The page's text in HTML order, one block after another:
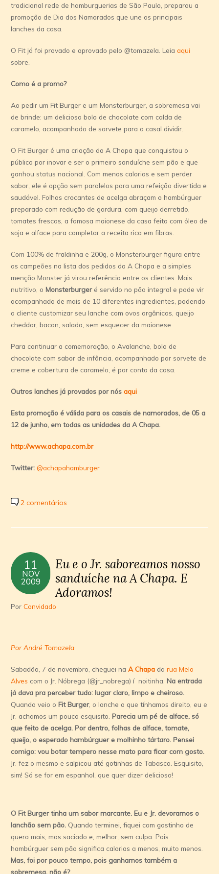
tradicional rede de hamburguerias de São Paulo, preparou a
promoção de Dia dos Namorados que une os principais
lanches da casa.
O Fit já foi provado e aprovado pelo @tomazela. Leiaaqui
sobre.
Como é a promo?
Ao pedir um Fit Burger e um Monsterburger, a sobremesa vai
de brinde: um delicioso bolo de chocolate com calda de
caramelo, acompanhado de sorvete para o casal dividir.
O Fit Burger é uma criação da A Chapa que conquistou o
público por inovar e ser o primeiro sanduíche sem pão e que
ganhou status nacional. Com menos calorias e sem perder
sabor, ele é opção sem paralelos para uma refeição divertida e
saudável. Folhas crocantes de acelga abraçam o hambúrguer
preparado com redução de gordura, com queijo derretido,
tomates frescos, a famosa maionese da casa feita com óleo de
soja e alface para completar a receita rica em fibras.
Com 100% de fraldinha e 200g, o Monsterburger figura entre
os campeões na lista dos pedidos da A Chapa e a simples
menção Monster já virou referência entre os clientes. Mais
nutritivo, oMonsterburgeré servido no pão integral e pode vir
acompanhado de mais de 10 diferentes ingredientes, podendo
o cliente customizar seu lanche com ovos orgânicos, queijo
cheddar, bacon, salada, sem esquecer da maionese.
Para continuar a comemoração, o Avalanche, bolo de
chocolate com sabor de infância, acompanhado por sorvete de
creme e cobertura de caramelo, é por conta da casa.
Outros lanches já provados por nósaqui
Esta promoção é válida para os casais de namorados, de 05 a
12 de junho, em todas as unidades da A Chapa.
http://www.achapa.com.br
Twitter:@achapahamburger
2 comentários
11
NOV
2009
Eu e o Jr. saboreamos nosso
sanduí­che na A Chapa. E
Adoramos!
PorConvidado
Por André Tomazela
Sabadão, 7 de novembro, cheguei naA Chapa darua Melo
Alves com o Jr. Nóbrega (@jr_nobrega) í noitinha.Na entrada
já dava pra perceber tudo: lugar claro, limpo e cheiroso.
Quando veio oFit Burger, o lanche a que tí­nhamos direito, eu e
Jr. achamos um pouco esquisito.Parecia um pé de alface, só
que feito de acelga. Por dentro, folhas de alface, tomate,
queijo, o esperado hambúrguer e molhinho tártaro. Pensei
comigo: vou botar tempero nesse mato para ficar com gosto.
Jr. fez o mesmo e salpicou até gotinhas de Tabasco. Esquisito,
sim! Só se for em espanhol, que quer dizer delicioso!
O Fit Burger tinha um sabor marcante. Eu e Jr. devoramos o
lanchão sem pão. Quando terminei, fiquei com gostinho de
quero mais, mas saciado e, melhor, sem culpa. Pois
hambúrguer sem pão significa calorias a menos, muito menos.
Mas, foi por pouco tempo, pois ganhamos também a
sobremesa, não é?